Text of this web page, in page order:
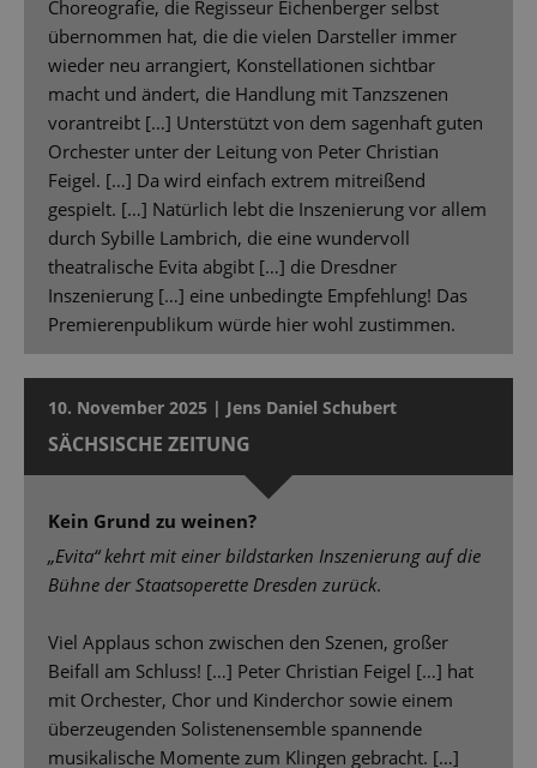
Choreografie, die Regisseur Eichenberger selbst
übernommen hat, die die vielen Darsteller immer
wieder neu arrangiert, Konstellationen sichtbar
macht und ändert, die Handlung mit Tanzszenen
vorantreibt […] Unterstützt von dem sagenhaft guten
Orchester unter der Leitung von Peter Christian
Feigel. […] Da wird einfach extrem mitreißend
gespielt. […] Natürlich lebt die Inszenierung vor allem
durch Sybille Lambrich, die eine wundervoll
theatralische Evita abgibt […] die Dresdner
Inszenierung […] eine unbedingte Empfehlung! Das
Premierenpublikum würde hier wohl zustimmen.
10. November 2025 | Jens Daniel Schubert
SÄCHSISCHE ZEITUNG
Kein Grund zu weinen?
„Evita“ kehrt mit einer bildstarken Inszenierung auf die
Bühne der Staatsoperette Dresden zurück.
Viel Applaus schon zwischen den Szenen, großer
Beifall am Schluss! […] Peter Christian Feigel […] hat
mit Orchester, Chor und Kinderchor sowie einem
überzeugenden Solistenensemble spannende
musikalische Momente zum Klingen gebracht. […]